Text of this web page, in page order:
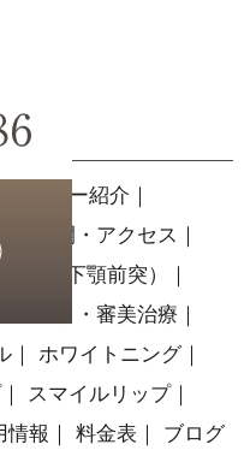
ドクター紹介 ｜
療時間・アクセス ｜
口（下顎前突）
｜
ラミック・審美治療 ｜
｜ ホワイトニング｜
｜ スマイルリップ｜
情報 ｜ 料金表 ｜ ブログ